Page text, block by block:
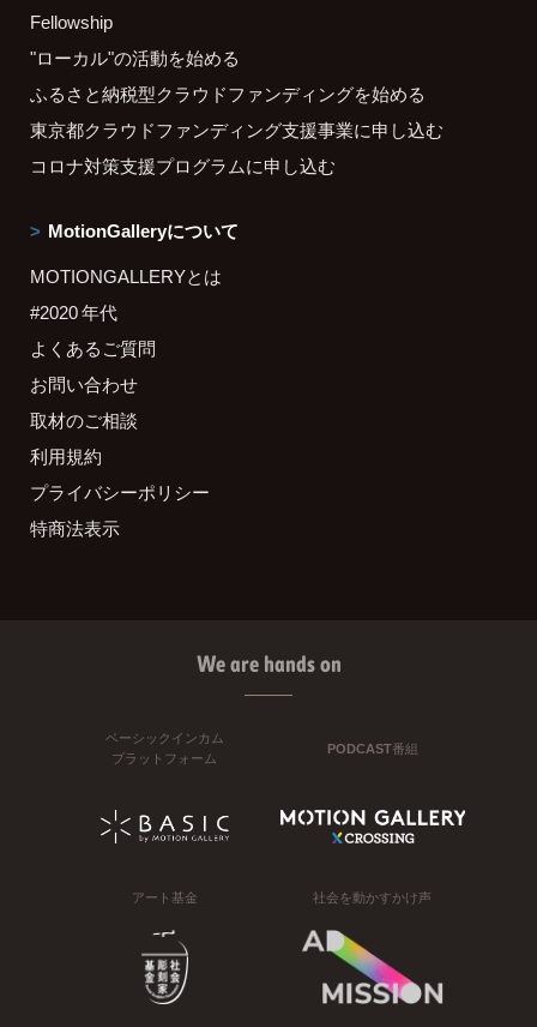
Fellowship
"ローカル"の活動を始める
ふるさと納税型クラウドファンディングを始める
東京都クラウドファンディング支援事業に申し込む
コロナ対策支援プログラムに申し込む
MotionGalleryについて
MOTIONGALLERYとは
#2020 年代
よくあるご質問
お問い合わせ
取材のご相談
利用規約
プライバシーポリシー
特商法表示
We are hands on
ベーシックインカム
プラットフォーム
PODCAST番組
アート基金 社会を動かすかけ声